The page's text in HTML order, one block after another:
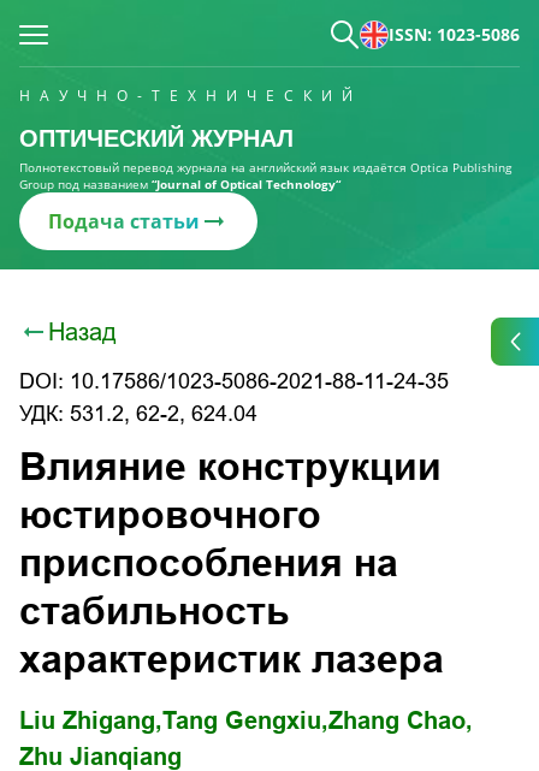
ISSN: 1023-5086
НАУЧНО-ТЕХНИЧЕСКИЙ
ОПТИЧЕСКИЙ ЖУРНАЛ
Полнотекстовый перевод журнала на английский язык издаётся Optica Publishing
Group под названием “Journal of Optical Technology“
Подача статьи
Назад
DOI: 10.17586/1023-5086-2021-88-11-24-35
УДК: 531.2, 62-2, 624.04
Влияние конструкции
юстировочного
приспособления на
стабильность
характеристик лазера
Liu Zhigang,Tang Gengxiu,Zhang Chao,
Zhu Jianqiang